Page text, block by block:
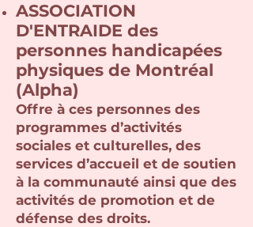
ASSOCIATION
D'ENTRAIDE des
personnes handicapées
physiques de Montréal
(Alpha)
Offre à ces personnes des
programmes d’activités
sociales et culturelles, des
services d’accueil et de soutien
à la communauté ainsi que des
activités de promotion et de
défense des droits.